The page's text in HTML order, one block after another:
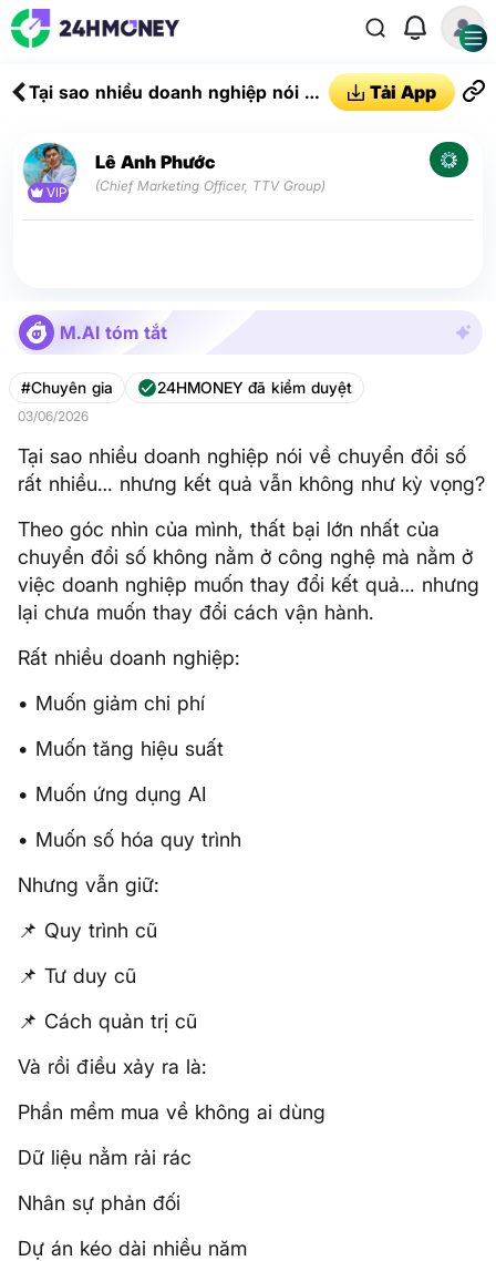
Tại sao nhiều doanh nghiệp nói về
kết quả vẫn không như kỳ vọng?
Tải App
VIP
Lê Anh Phước
(Chief Marketing Officer, TTV Group)
M.AI tóm tắt
#Chuyên gia 24HMONEY đã kiểm duyệt
03/06/2026
Tại sao nhiều doanh nghiệp nói về chuyển đổi số
rất nhiều… nhưng kết quả vẫn không như kỳ vọng?
Theo góc nhìn của mình, thất bại lớn nhất của
chuyển đổi số không nằm ở công nghệ mà nằm ở
việc doanh nghiệp muốn thay đổi kết quả… nhưng
lại chưa muốn thay đổi cách vận hành.
Rất nhiều doanh nghiệp:
• Muốn giảm chi phí
• Muốn tăng hiệu suất
• Muốn ứng dụng AI
• Muốn số hóa quy trình
Nhưng vẫn giữ:
📌 Quy trình cũ
📌 Tư duy cũ
📌 Cách quản trị cũ
Và rồi điều xảy ra là:
Phần mềm mua về không ai dùng
Dữ liệu nằm rải rác
Nhân sự phản đối
Dự án kéo dài nhiều năm